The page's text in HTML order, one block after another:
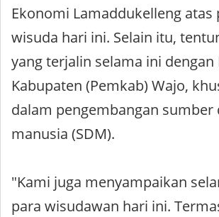
Ekonomi Lamaddukelleng atas
wisuda hari ini. Selain itu,
yang terjalin selama ini
Kabupaten (Pemkab) Wajo,
dalam pengembangan sumber
manusia (SDM).
"Kami juga menyampaikan
para wisudawan hari ini.